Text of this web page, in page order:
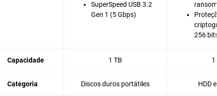
SuperSpeed USB 3.2
Gen 1 (5 Gbps)
256
Capacidade 1 TB 1
Categoria Discos duros portátiles HDD